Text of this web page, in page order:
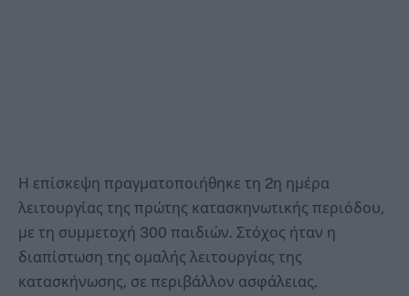
Η επίσκεψη πραγματοποιήθηκε τη 2η ημέρα
λειτουργίας της πρώτης κατασκηνωτικής περιόδου,
με τη συμμετοχή 300 παιδιών. Στόχος ήταν η
διαπίστωση της ομαλής λειτουργίας της
κατασκήνωσης, σε περιβάλλον ασφάλειας,